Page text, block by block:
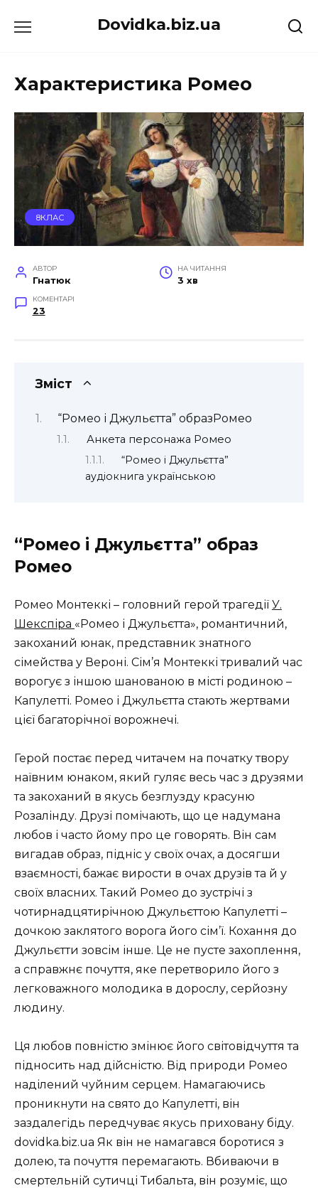
до
Dovidka.biz.ua
Характеристика Ромео
8КЛАС
АВТОР
Гнатюк
НА ЧИТАННЯ
3 хв
КОМЕНТАРІ
23
Зміст
“Ромео і Джульєтта” образРомео
Анкета персонажа Ромео
“Ромео і Джульєтта”
аудіокнига українською
“Ромео і Джульєтта” образ
Ромео
Ромео Монтеккі – головний герой трагедії У.
Шекспіра «Ромео і Джульєтта», романтичний,
закоханий юнак, представник знатного
сімейства у Вероні. Сім’я Монтеккі тривалий час
ворогує з іншою шанованою в місті родиною –
Капулетті. Ромео і Джульєтта стають жертвами
цієї багаторічної ворожнечі.
Герой постає перед читачем на початку твору
наївним юнаком, який гуляє весь час з друзями
та закоханий в якусь безглузду красуню
Розалінду. Друзі помічають, що це надумана
любов і часто йому про це говорять. Він сам
вигадав образ, підніс у своїх очах, а досягши
взаємності, бажає вирости в очах друзів та й у
своїх власних. Такий Ромео до зустрічі з
чотирнадцятирічною Джульєттою Капулетті –
дочкою заклятого ворога його сім’ї. Кохання до
Джульєтти зовсім інше. Це не пусте захоплення,
а справжнє почуття, яке перетворило його з
легковажного молодика в дорослу, серйозну
людину.
Ця любов повністю змінює його світовідчуття та
підносить над дійсністю. Від природи Ромео
наділений чуйним серцем. Намагаючись
проникнути на свято до Капулетті, він
заздалегідь передчуває якусь приховану біду.
dovidka.biz.ua Як він не намагався боротися з
долею, та почуття перемагають. Вбиваючи в
смертельній сутичці Тибальта, він розуміє, що